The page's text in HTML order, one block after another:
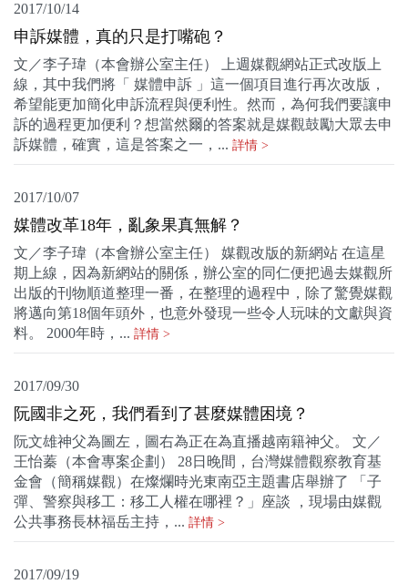
2017/10/14
申訴媒體，真的只是打嘴砲？
文／李子瑋（本會辦公室主任） 上週媒觀網站正式改版上
線，其中我們將「 媒體申訴 」這一個項目進行再次改版，
希望能更加簡化申訴流程與便利性。然而，為何我們要讓申
訴的過程更加便利？想當然爾的答案就是媒觀鼓勵大眾去申
訴媒體，確實，這是答案之一，... 詳情 >
2017/10/07
媒體改革18年，亂象果真無解？
文／李子瑋（本會辦公室主任） 媒觀改版的新網站 在這星
期上線，因為新網站的關係，辦公室的同仁便把過去媒觀所
出版的刊物順道整理一番，在整理的過程中，除了驚覺媒觀
將邁向第18個年頭外，也意外發現一些令人玩味的文獻與資
料。 2000年時，... 詳情 >
2017/09/30
阮國非之死，我們看到了甚麼媒體困境？
阮文雄神父為圖左，圖右為正在為直播越南籍神父。 文／
王怡蓁（本會專案企劃） 28日晚間，台灣媒體觀察教育基
金會（簡稱媒觀）在燦爛時光東南亞主題書店舉辦了 「子
彈、警察與移工：移工人權在哪裡？」座談 ，現場由媒觀
公共事務長林福岳主持，... 詳情 >
2017/09/19